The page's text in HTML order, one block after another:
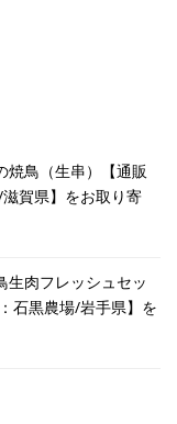
焼鳥（生串）【通販
賀県】をお取り寄
生肉フレッシュセッ
石黒農場/岩手県】を